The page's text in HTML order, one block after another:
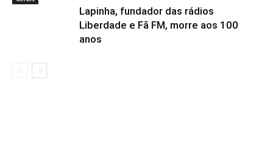
Lapinha, fundador das rádios
Liberdade e Fã FM, morre aos 100
anos